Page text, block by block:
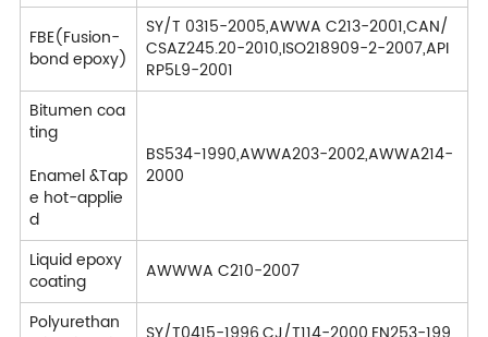
FBE(Fusion-
bond epoxy)
SY/T 0315-2005,AWWA C213-2001,CAN/
CSAZ245.20-2010,ISO218909-2-2007,API
RP5L9-2001
Bitumen coa
ting
Enamel &Tap
e hot-applie
d
BS534-1990,AWWA203-2002,AWWA214-
2000
Liquid epoxy
coating
AWWWA C210-2007
Polyurethan